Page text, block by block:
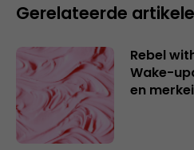
Gerelateerde
Rebel
Wake-
en